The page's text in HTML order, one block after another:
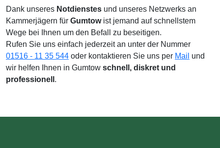
Dank unseres Notdienstes und unseres Netzwerks an
Kammerjägern für Gumtowist jemand auf schnellstem
Wege bei Ihnen um den Befall zu beseitigen.
Rufen Sie uns einfach jederzeit an unter der Nummer
01516 - 11 35 544 oder kontaktieren Sie uns per Mail und
wir helfen Ihnen in Gumtow schnell, diskret und
professionell .